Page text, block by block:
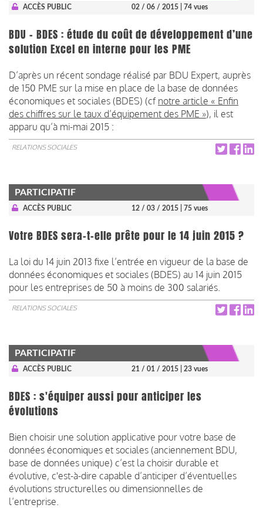
ACCÈS PUBLIC 02 / 06 / 2015 | 74 vues
BDU – BDES : étude du coût de développement d’une
solution Excel en interne pour les PME
D’après un récent sondage réalisé par BDU Expert, auprès
de 150 PME sur la mise en place de la base de données
économiques et sociales (BDES) (cf notre article « Enfin
des chiffres sur le taux d’équipement des PME »), il est
apparu qu’à mi-mai 2015 :
RELATIONS SOCIALES
PARTICIPATIF
ACCÈS PUBLIC 12 / 03 / 2015 | 75 vues
Votre BDES sera-t-elle prête pour le 14 juin 2015 ?
La loi du 14 juin 2013 fixe l’entrée en vigueur de la base de
données économiques et sociales (BDES) au 14 juin 2015
pour les entreprises de 50 à moins de 300 salariés.
RELATIONS SOCIALES
PARTICIPATIF
ACCÈS PUBLIC 21 / 01 / 2015 | 23 vues
BDES : s'équiper aussi pour anticiper les
évolutions
Bien choisir une solution applicative pour votre base de
données économiques et sociales (anciennement BDU,
base de données unique) c’est la choisir durable et
évolutive, c'est-à-dire capable d’anticiper d’éventuelles
évolutions structurelles ou dimensionnelles de
l’entreprise.